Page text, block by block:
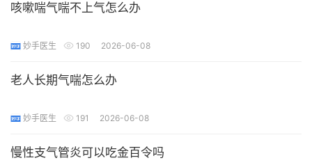
咳嗽喘气喘不上气怎么办
妙手医生 190 2026-06-08
老人长期气喘怎么办
妙手医生 191 2026-06-08
慢性支气管炎可以吃金百令吗